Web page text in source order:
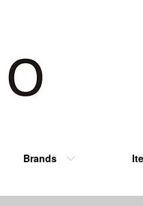
Brands